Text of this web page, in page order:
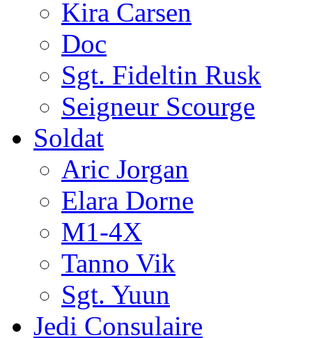
Kira Carsen
Doc
Sgt. Fideltin Rusk
Seigneur Scourge
Soldat
Aric Jorgan
Elara Dorne
M1-4X
Tanno Vik
Sgt. Yuun
Jedi Consulaire